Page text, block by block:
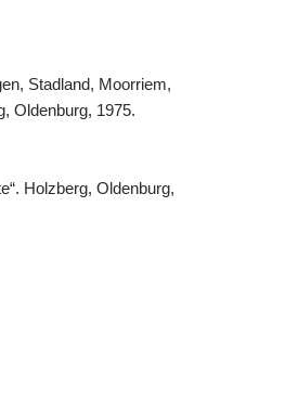
Stadland, Moorriem,
Oldenburg, 1975.
Holzberg, Oldenburg,